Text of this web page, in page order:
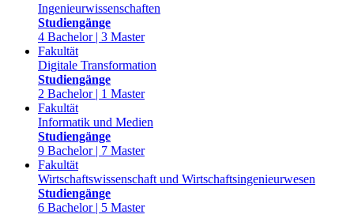
Ingenieurwissenschaften
Studiengänge
4 Bachelor | 3 Master
Fakultät
Digitale Transformation
Studiengänge
2 Bachelor | 1 Master
Fakultät
Informatik und Medien
Studiengänge
9 Bachelor | 7 Master
Fakultät
Wirtschaftswissenschaft und Wirtschaftsingenieurwesen
Studiengänge
6 Bachelor | 5 Master